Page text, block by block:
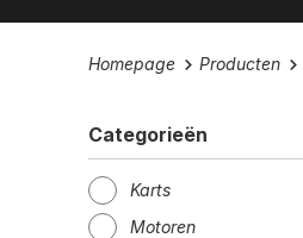
Homepage Producten
Categorieën
Karts
Motoren